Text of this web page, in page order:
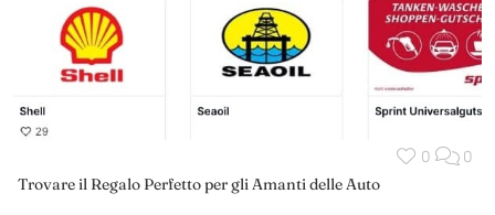
0 0
Trovare il Regalo Perfetto per gli Amanti delle Auto